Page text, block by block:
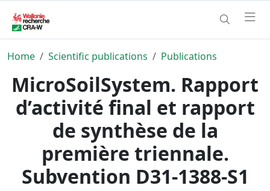
Home Scientific publications Publications
MicroSoilSystem. Rapport
d’activité final et rapport
de synthèse de la
première triennale.
Subvention D31-1388-S1